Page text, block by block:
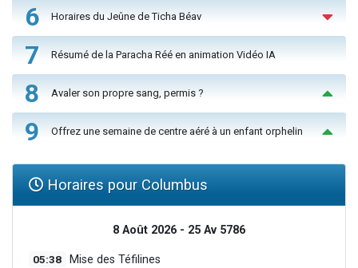
6 Horaires du Jeûne de Ticha Béav
7 Résumé de la Paracha Réé en animation Vidéo IA
8 Avaler son propre sang, permis ?
9 Offrez une semaine de centre aéré à un enfant orphelin
Horaires pour Columbus
8 Août 2026 - 25 Av 5786
05:38 Mise des Téfilines